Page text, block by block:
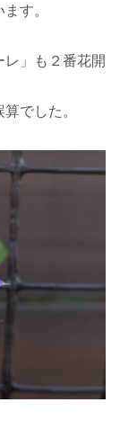
す。
レ」も２番花開
でした。